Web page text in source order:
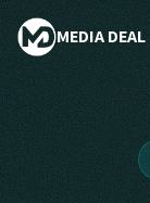
MEDIA DEAL